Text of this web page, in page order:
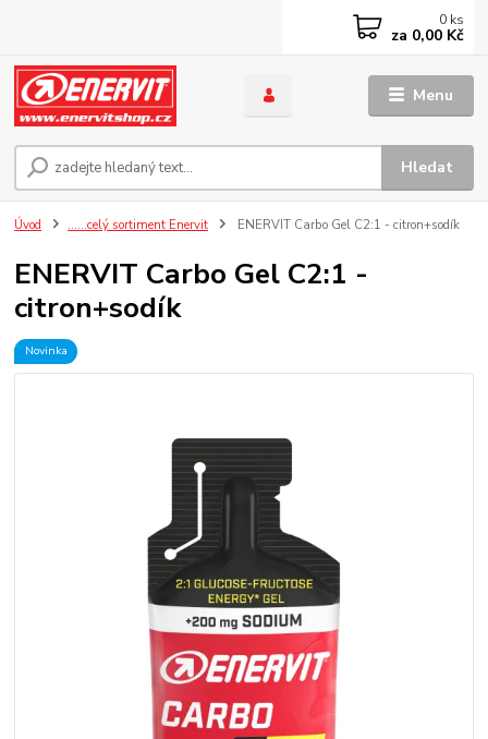
Menu
Hledat
0 ks
za 0,00 Kč
Úvod ......celý sortiment Enervit ENERVIT Carbo Gel C2:1 - citron+sodík
ENERVIT Carbo Gel C2:1 -
citron+sodík
Novinka